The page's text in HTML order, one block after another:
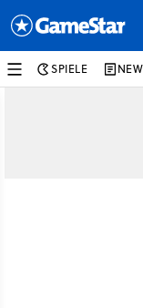
SPIELE